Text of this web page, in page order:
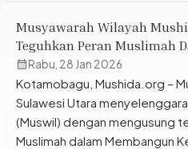
Trawas, Mojokerto. Kegiatan
dari berbagai perguruan tinggi
Musyawarah Wilayah
Teguhkan Peran Muslimah
Ketahanan Keluarga
calendar_monthRabu, 28 Jan 2026
Kotamobagu, Mushida.org –
Sulawesi Utara
(Muswil) dengan mengusung
Muslimah dalam Membangun